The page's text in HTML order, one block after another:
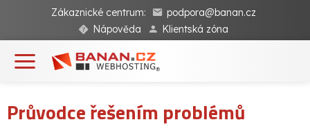
Zákaznické centrum:
podpora@banan.cz
Nápověda
Klientská zóna
Průvodce řešením problémů